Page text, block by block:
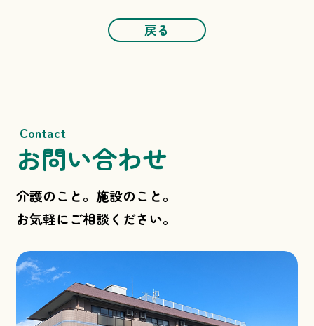
戻る
Contact
お問い合わせ
介護のこと。施設のこと。
お気軽にご相談ください。